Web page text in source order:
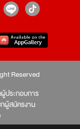
Reserved
ผู้ประกอบการ
กผู้สมัครงาน